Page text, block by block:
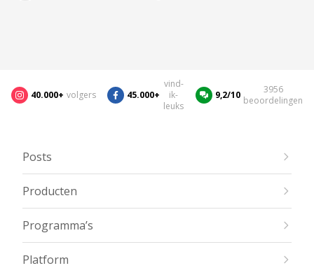
40.000+ volgers 45.000+
vind-
ik-
leuks
9,2/10
3956
beoordelingen
Posts
Producten
Programma’s
Platform